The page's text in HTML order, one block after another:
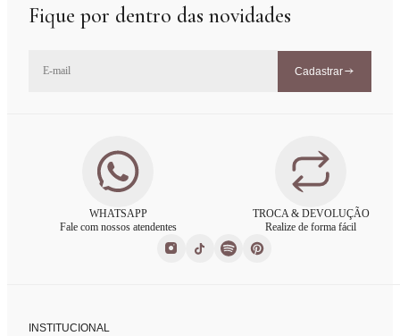
Fique por dentro das novidades
Cadastrar
WHATSAPP
Fale com nossos atendentes
TROCA & DEVOLUÇÃO
Realize de forma fácil
INSTITUCIONAL